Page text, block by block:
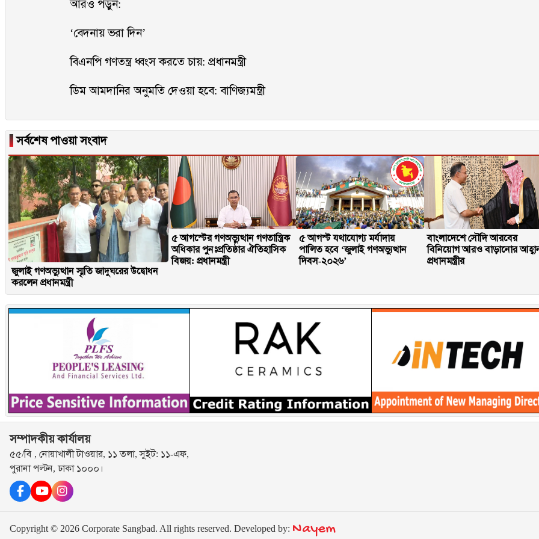
আরও পড়ুন:
‘বেদনায় ভরা দিন’
বিএনপি গণতন্ত্র ধ্বংস করতে চায়: প্রধানমন্ত্রী
ডিম আমদানির অনুমতি দেওয়া হবে: বাণিজ্যমন্ত্রী
▐সর্বশেষ পাওয়া সংবাদ
জুলাই গণঅভ্যুত্থান স্মৃতি জাদুঘরের উদ্বোধন
করলেন প্রধানমন্ত্রী
৫ আগস্টের গণঅভ্যুত্থান গণতান্ত্রিক
অধিকার পুনঃপ্রতিষ্ঠার ঐতিহাসিক
বিজয়: প্রধানমন্ত্রী
৫ আগস্ট যথাযোগ্য মর্যাদায়
পালিত হবে ‘জুলাই গণঅভ্যুত্থান
দিবস-২০২৬’
বাংলাদেশে সৌদি আরবের
বিনিয়োগ আরও বাড়ানোর
প্রধানমন্ত্রীর
সম্পাদকীয় কার্যালয়
৫৫/বি , নোয়াখালী টাওয়ার, ১১ তলা, সুইট: ১১-এফ,
পুরানা পল্টন, ঢাকা ১০০০।
Copyright © 2026 Corporate Sangbad. All rights reserved. Developed by: Nayem